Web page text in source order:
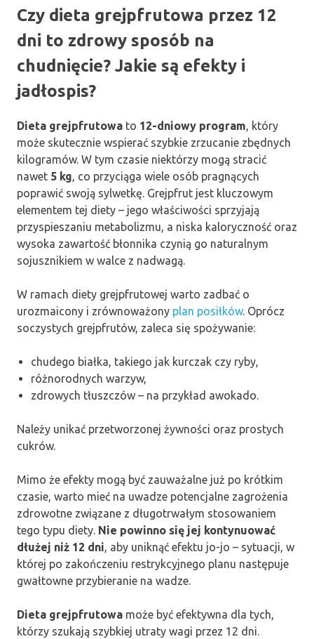
Czy dieta grejpfrutowa przez 12
dni to zdrowy sposób na
chudnięcie? Jakie są efekty i
jadłospis?
Dieta grejpfrutowa to 12-dniowy program, który
może skutecznie wspierać szybkie zrzucanie zbędnych
kilogramów. W tym czasie niektórzy mogą stracić
nawet 5 kg, co przyciąga wiele osób pragnących
poprawić swoją sylwetkę. Grejpfrut jest kluczowym
elementem tej diety – jego właściwości sprzyjają
przyspieszaniu metabolizmu, a niska kaloryczność oraz
wysoka zawartość błonnika czynią go naturalnym
sojusznikiem w walce z nadwagą.
W ramach diety grejpfrutowej warto zadbać o
urozmaicony i zrównoważony plan posiłków. Oprócz
soczystych grejpfrutów, zaleca się spożywanie:
chudego białka, takiego jak kurczak czy ryby,
różnorodnych warzyw,
zdrowych tłuszczów – na przykład awokado.
Należy unikać przetworzonej żywności oraz prostych
cukrów.
Mimo że efekty mogą być zauważalne już po krótkim
czasie, warto mieć na uwadze potencjalne zagrożenia
zdrowotne związane z długotrwałym stosowaniem
tego typu diety. Nie powinno się jej kontynuować
dłużej niż 12 dni, aby uniknąć efektu jo-jo – sytuacji, w
której po zakończeniu restrykcyjnego planu następuje
gwałtowne przybieranie na wadze.
Dieta grejpfrutowa może być efektywna dla tych,
którzy szukają szybkiej utraty wagi przez 12 dni.